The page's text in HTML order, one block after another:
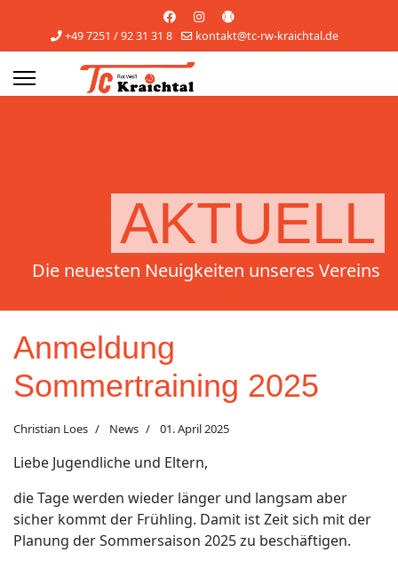
+49 7251 / 92 31 31 8 kontakt@tc-rw-kraichtal.de
AKTUELL
Die neuesten Neuigkeiten unseres Vereins
Anmeldung
Sommertraining 2025
Christian Loes News 01. April 2025
Liebe Jugendliche und Eltern,
die Tage werden wieder länger und langsam aber
sicher kommt der Frühling. Damit ist Zeit sich mit der
Planung der Sommersaison 2025 zu beschäftigen.